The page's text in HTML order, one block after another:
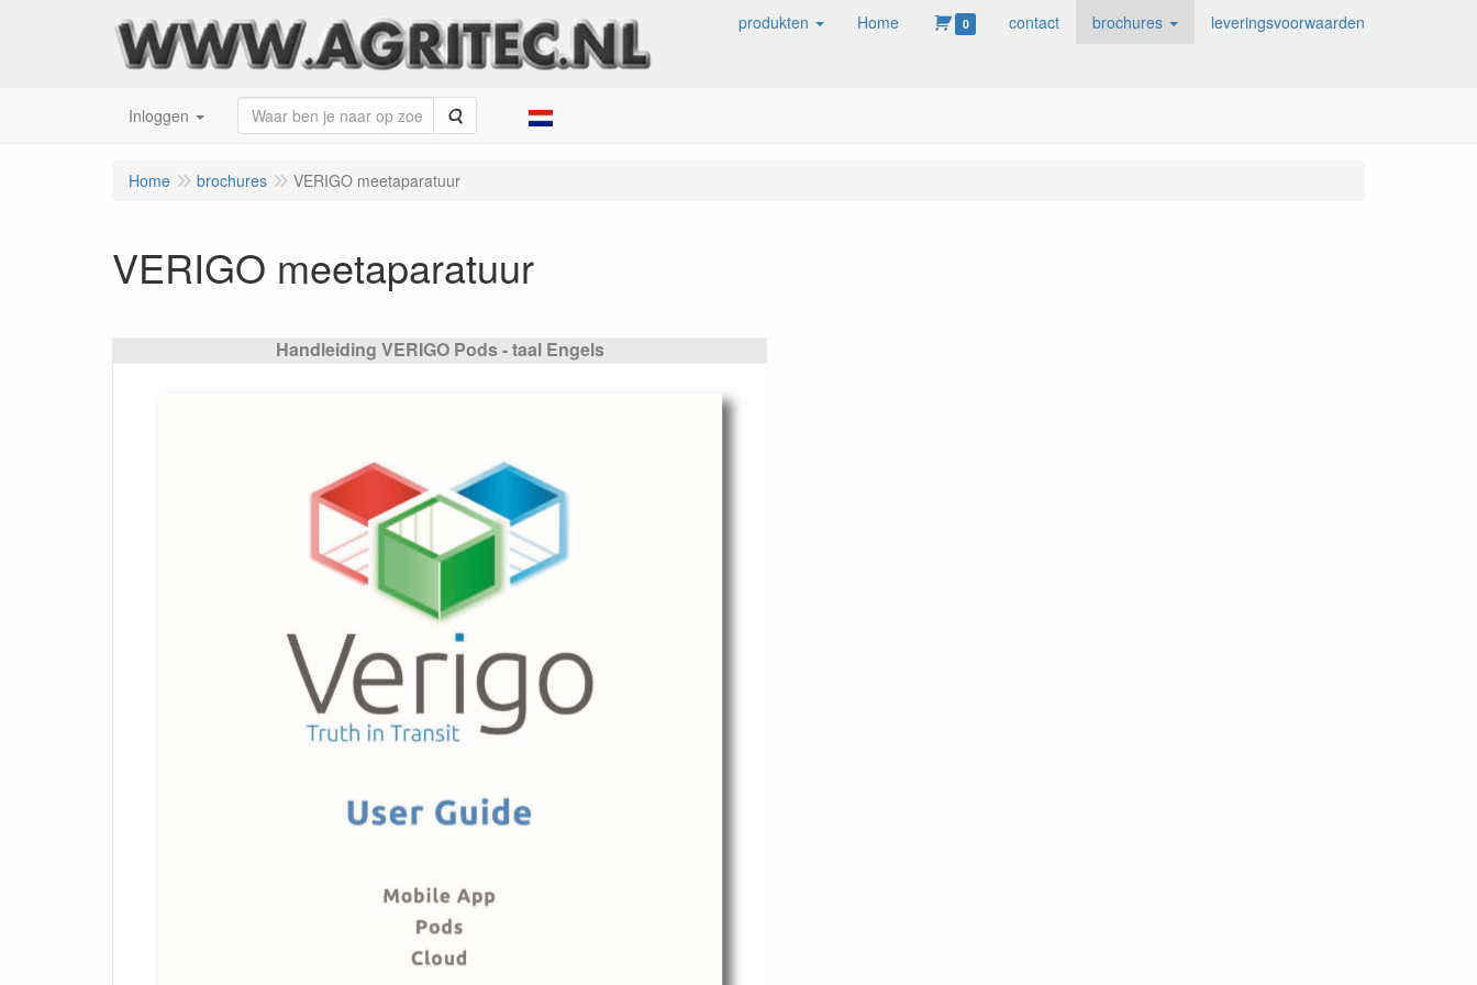
produkten Home 0 contact brochures leveringsvoorwaarden
Inloggen Zoeken
Home brochures VERIGO meetaparatuur
VERIGO meetaparatuur
Handleiding VERIGO Pods - taal Engels